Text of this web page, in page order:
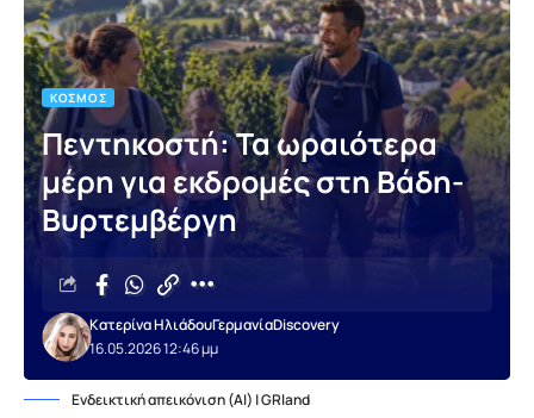
ΚΌΣΜΟΣ
Πεντηκοστή: Τα ωραιότερα
μέρη για εκδρομές στη Βάδη-
Βυρτεμβέργη
16.05.2026 12:46 μμ
Κατερίνα ΗλιάδουΓερμανίαDiscovery
Ενδεικτική απεικόνιση (AI) | GRland